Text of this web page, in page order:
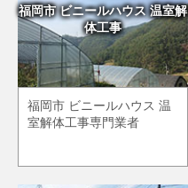
福岡市 ビニールハウス 温室解
体工事
福岡市 ビニールハウス 温
室解体工事専門業者